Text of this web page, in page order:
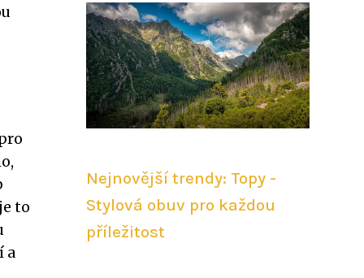
to
a
Nejnovější trendy: Topy -
Stylová obuv pro každou
příležitost